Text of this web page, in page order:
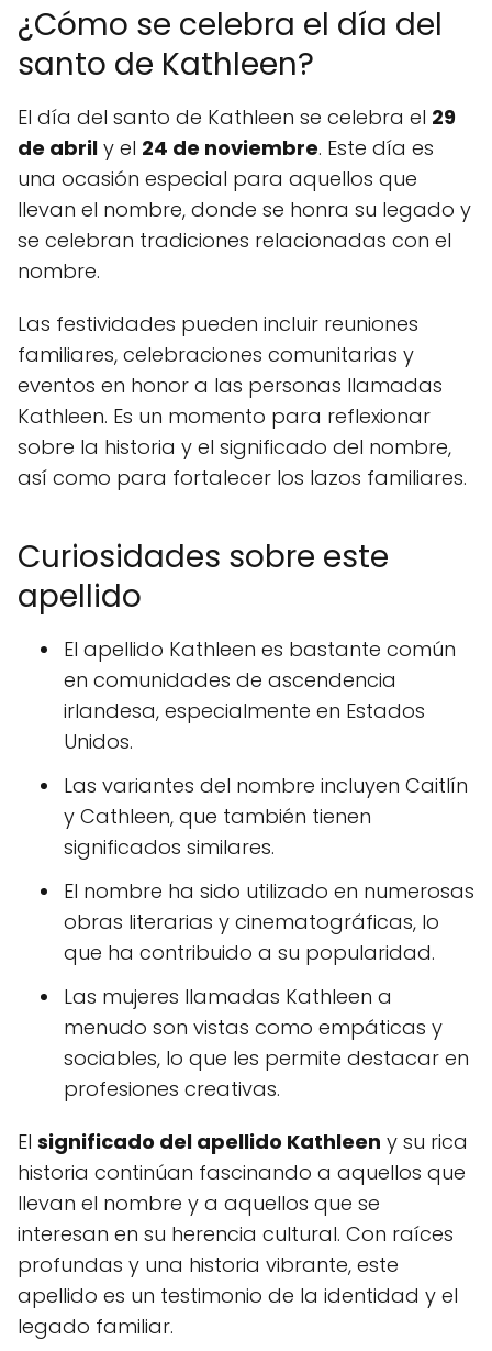
¿Cómo se celebra el día del
santo de Kathleen?
El día del santo de Kathleen se celebra el 29
de abril y el 24 de noviembre. Este día es
una ocasión especial para aquellos que
llevan el nombre, donde se honra su legado y
se celebran tradiciones relacionadas con el
nombre.
Las festividades pueden incluir reuniones
familiares, celebraciones comunitarias y
eventos en honor a las personas llamadas
Kathleen. Es un momento para reflexionar
sobre la historia y el significado del nombre,
así como para fortalecer los lazos familiares.
Curiosidades sobre este
apellido
El apellido Kathleen es bastante común
en comunidades de ascendencia
irlandesa, especialmente en Estados
Unidos.
Las variantes del nombre incluyen Caitlín
y Cathleen, que también tienen
significados similares.
El nombre ha sido utilizado en numerosas
obras literarias y cinematográficas, lo
que ha contribuido a su popularidad.
Las mujeres llamadas Kathleen a
menudo son vistas como empáticas y
sociables, lo que les permite destacar en
profesiones creativas.
El significado del apellido Kathleen y su rica
historia continúan fascinando a aquellos que
llevan el nombre y a aquellos que se
interesan en su herencia cultural. Con raíces
profundas y una historia vibrante, este
apellido es un testimonio de la identidad y el
legado familiar.